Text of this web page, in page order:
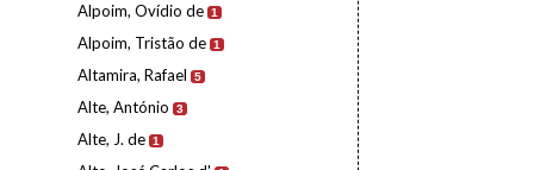
Alpoim, Ovídio de 1
Alpoim, Tristão de 1
Altamira, Rafael 5
Alte, António 3
Alte, J. de 1